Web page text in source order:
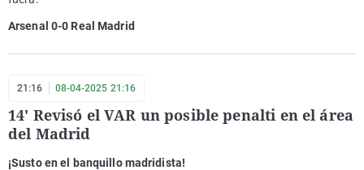
Arsenal 0-0 Real Madrid
21:16 08-04-2025 21:16
14' Revisó el VAR un posible penalti en el área
del Madrid
¡Susto en el banquillo madridista!